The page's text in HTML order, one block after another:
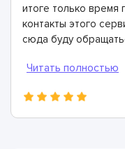
итоге только время
контакты этого
сюда буду
гарантию.